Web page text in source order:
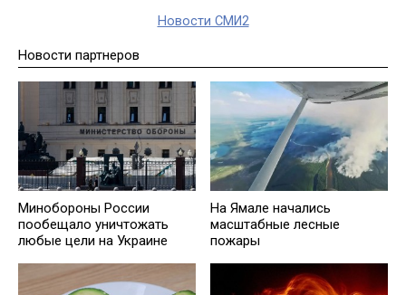
Новости СМИ2
Новости партнеров
Минобороны России
пообещало уничтожать
любые цели на Украине
На Ямале начались
масштабные лесные
пожары